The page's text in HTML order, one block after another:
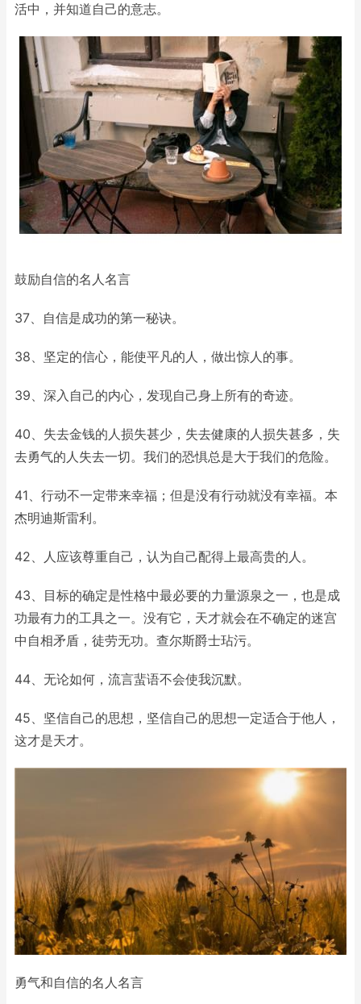
活中，并知道自己的意志。
鼓励自信的名人名言
37、自信是成功的第一秘诀。
38、坚定的信心，能使平凡的人，做出惊人的事。
39、深入自己的内心，发现自己身上所有的奇迹。
40、失去金钱的人损失甚少，失去健康的人损失甚多，失
去勇气的人失去一切。我们的恐惧总是大于我们的危险。
41、行动不一定带来幸福；但是没有行动就没有幸福。本
杰明迪斯雷利。
42、人应该尊重自己，认为自己配得上最高贵的人。
43、目标的确定是性格中最必要的力量源泉之一，也是成
功最有力的工具之一。没有它，天才就会在不确定的迷宫
中自相矛盾，徒劳无功。查尔斯爵士玷污。
44、无论如何，流言蜚语不会使我沉默。
45、坚信自己的思想，坚信自己的思想一定适合于他人，
这才是天才。
勇气和自信的名人名言